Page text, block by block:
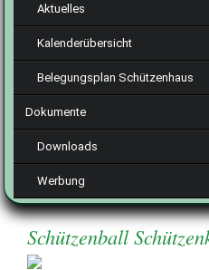
Aktuelles
Kalenderübersicht
Belegungsplan Schützenhaus
Dokumente
Downloads
Werbung
Schützenball